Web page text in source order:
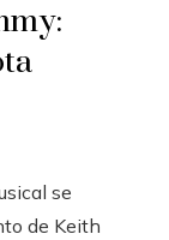
se
de Keith